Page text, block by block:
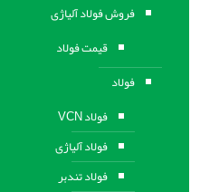
فروش فولاد آلیاژی
قیمت فولاد
فولاد
فولاد VCN
فولاد آلیاژی
فولاد تندبر